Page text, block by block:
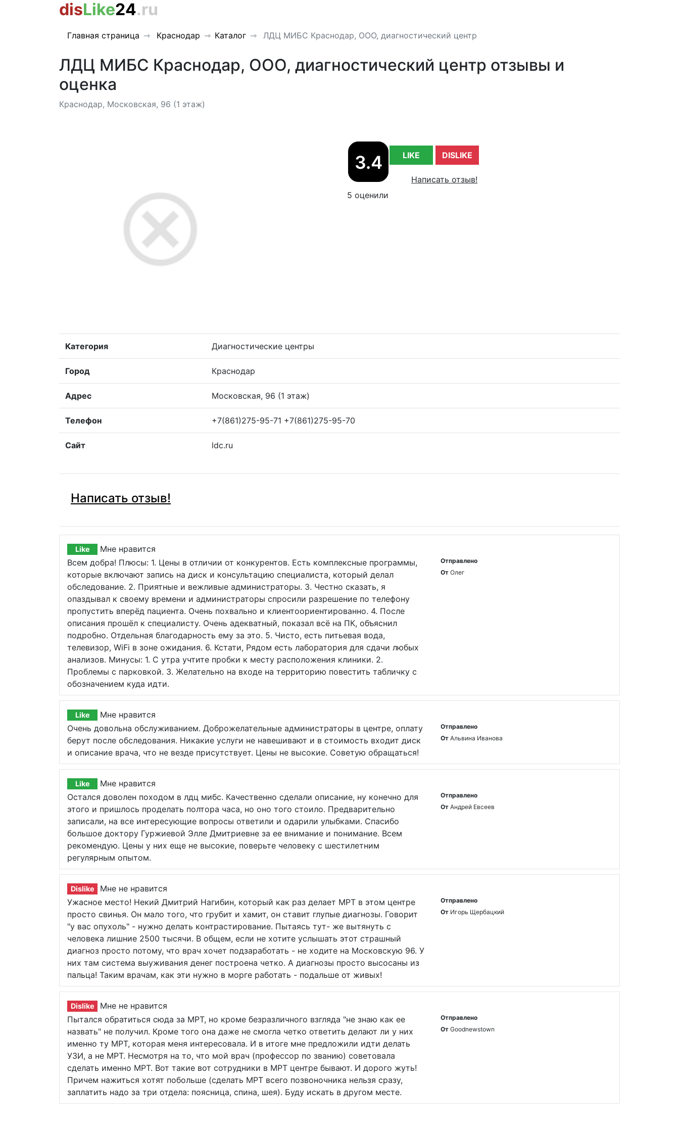
disLike24.ru
Главная страница Краснодар Каталог ЛДЦ МИБС Краснодар, ООО, диагностический центр
ЛДЦ МИБС Краснодар, ООО, диагностический центр отзывы и
оценка
Краснодар, Московская, 96 (1 этаж)
3.4 LIKE DISLIKE
Написать отзыв!
5 оценили
Категория Диагностические центры
Город Краснодар
Адрес Московская, 96 (1 этаж)
Телефон +7(861)275-95-71 +7(861)275-95-70
Сайт ldc.ru
Написать отзыв!
Like
Мне нравится
Всем добра! Плюсы: 1. Цены в отличии от конкурентов. Есть комплексные программы,
которые включают запись на диск и консультацию специалиста, который делал
обследование. 2. Приятные и вежливые администраторы. 3. Честно сказать, я
опаздывал к своему времени и администраторы спросили разрешение по телефону
пропустить вперёд пациента. Очень похвально и клиентоориентированно. 4. После
описания прошёл к специалисту. Очень адекватный, показал всё на ПК, объяснил
подробно. Отдельная благодарность ему за это. 5. Чисто, есть питьевая вода,
телевизор, WiFi в зоне ожидания. 6. Кстати, Рядом есть лаборатория для сдачи любых
анализов. Минусы: 1. С утра учтите пробки к месту расположения клиники. 2.
Проблемы с парковкой. 3. Желательно на входе на территорию повестить табличку с
обозначением куда идти.
Отправлено
От Олег
Like
Мне нравится
Очень довольна обслуживанием. Доброжелательные администраторы в центре, оплату
берут после обследования. Никакие услуги не навешивают и в стоимость входит диск
и описание врача, что не везде присутствует. Цены не высокие. Советую обращаться!
Отправлено
От Альвина Иванова
Like
Мне нравится
Остался доволен походом в лдц мибс. Качественно сделали описание, ну конечно для
этого и пришлось проделать полтора часа, но оно того стоило. Предварительно
записали, на все интересующие вопросы ответили и одарили улыбками. Спасибо
большое доктору Гуржиевой Элле Дмитриевне за ее внимание и понимание. Всем
рекомендую. Цены у них еще не высокие, поверьте человеку с шестилетним
регулярным опытом.
Отправлено
От Андрей Евсеев
Dislike
Мне не нравится
Ужасное место! Некий Дмитрий Нагибин, который как раз делает МРТ в этом центре
просто свинья. Он мало того, что грубит и хамит, он ставит глупые диагнозы. Говорит
"у вас опухоль" - нужно делать контрастирование. Пытаясь тут- же вытянуть с
человека лишние 2500 тысячи. В общем, если не хотите услышать этот страшный
диагноз просто потому, что врач хочет подзаработать - не ходите на Московскую 96. У
них там система выуживания денег построена четко. А диагнозы просто высосаны из
пальца! Таким врачам, как эти нужно в морге работать - подальше от живых!
Отправлено
От Игорь Щербацкий
Dislike
Мне не нравится
Пытался обратиться сюда за МРТ, но кроме безразличного взгляда "не знаю как ее
назвать" не получил. Кроме того она даже не смогла четко ответить делают ли у них
именно ту МРТ, которая меня интересовала. И в итоге мне предложили идти делать
УЗИ, а не МРТ. Несмотря на то, что мой врач (профессор по званию) советовала
сделать именно МРТ. Вот такие вот сотрудники в МРТ центре бывают. И дорого жуть!
Причем нажиться хотят побольше (сделать МРТ всего позвоночника нельзя сразу,
заплатить надо за три отдела: поясница, спина, шея). Буду искать в другом месте.
Отправлено
От Goodnewstown